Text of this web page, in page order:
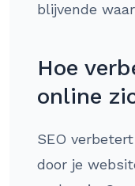
blijvende
Hoe
online
SEO
door je